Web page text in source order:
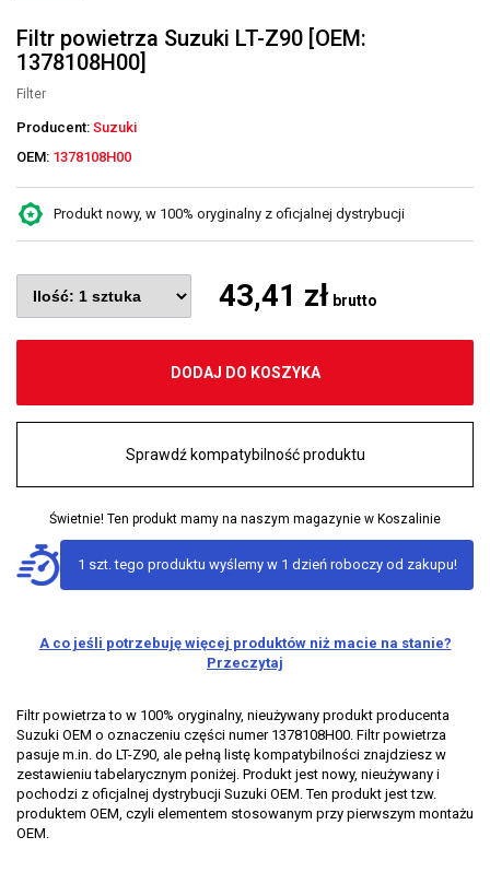
Filtr powietrza Suzuki LT-Z90 [OEM:
1378108H00]
Filter
Producent: Suzuki
OEM: 1378108H00
Produkt nowy, w 100% oryginalny z oficjalnej dystrybucji
43,41 zł brutto
DODAJ DO KOSZYKA
Sprawdź kompatybilność produktu
Świetnie! Ten produkt mamy na naszym magazynie w Koszalinie
1 szt. tego produktu wyślemy w 1 dzień roboczy od zakupu!
A co jeśli potrzebuję więcej produktów niż macie na stanie?
Przeczytaj
Filtr powietrza to w 100% oryginalny, nieużywany produkt producenta
Suzuki OEM o oznaczeniu części numer 1378108H00. Filtr powietrza
pasuje m.in. do LT-Z90, ale pełną listę kompatybilności znajdziesz w
zestawieniu tabelarycznym poniżej. Produkt jest nowy, nieużywany i
pochodzi z oficjalnej dystrybucji Suzuki OEM. Ten produkt jest tzw.
produktem OEM, czyli elementem stosowanym przy pierwszym montażu
OEM.